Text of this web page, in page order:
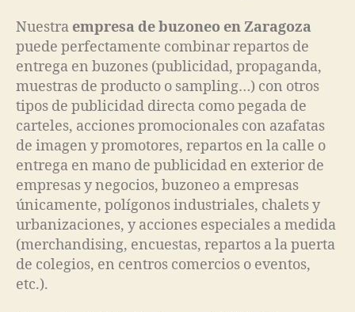
Nuestra empresa de buzoneo en Zaragoza
puede perfectamente combinar repartos de
entrega en buzones (publicidad, propaganda,
muestras de producto o sampling…) con otros
tipos de publicidad directa como pegada de
carteles, acciones promocionales con azafatas
de imagen y promotores, repartos en la calle o
entrega en mano de publicidad en exterior de
empresas y negocios, buzoneo a empresas
únicamente, polígonos industriales, chalets y
urbanizaciones, y acciones especiales a medida
(merchandising, encuestas, repartos a la puerta
de colegios, en centros comercios o eventos,
etc.).